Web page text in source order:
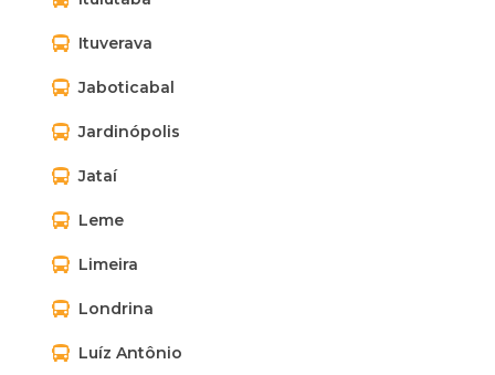
Ituverava
Jaboticabal
Jardinópolis
Jataí
Leme
Limeira
Londrina
Luíz Antônio